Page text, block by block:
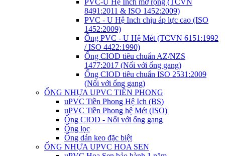
PVC-U Hệ Inch mở rộng (TCVN
8491:2011 & ISO 1452:2009)
PVC - U Hệ Inch chịu áp lực cao (ISO
1452:2009)
Ống PVC - U Hệ Mét (TCVN 6151:1992
/ ISO 4422:1990)
Ống CIOD tiêu chuẩn AZ/NZS
1477:2017 (Nối với ống gang)
Ống CIOD tiêu chuẩn ISO 2531:2009
(Nối với ống gang)
ỐNG NHỰA UPVC TIỀN PHONG
uPVC Tiền Phong Hệ Ich (BS)
uPVC Tiền Phong hệ Mét (ISO)
Ống CIOD - Nối với ống gang
Ống lọc
Ống dán keo đặc biệt
ỐNG NHỰA UPVC HOA SEN